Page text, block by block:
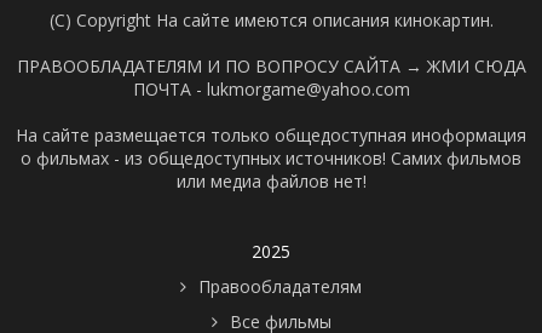
(C) Copyright На сайте имеются описания кинокартин.
ПРАВООБЛАДАТЕЛЯМ И ПО ВОПРОСУ САЙТА → ЖМИ СЮДА
ПОЧТА - lukmorgame@yahoo.com
На сайте размещается только общедоступная иноформация
о фильмах - из общедоступных источников! Самих фильмов
или медиа файлов нет!
2025
Правообладателям
Все фильмы